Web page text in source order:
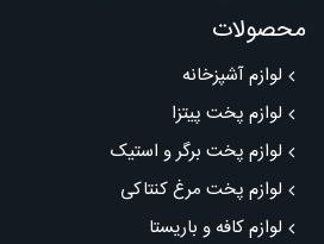
محصولات
لوازم آشپزخانه
لوازم پخت پیتزا
لوازم پخت برگر و استیک
لوازم پخت مرغ کنتاکی
لوازم کافه و باریستا